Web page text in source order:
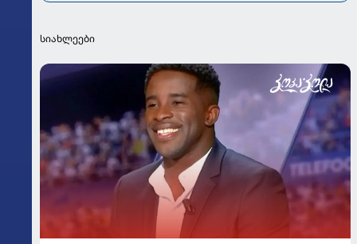
სიახლეები